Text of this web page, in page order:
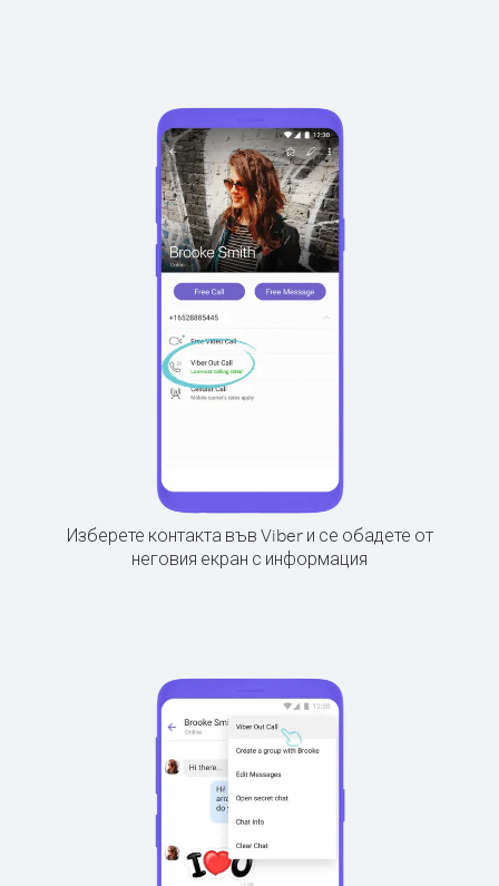
Изберете контакта във Viber и се обадете от
неговия екран с информация